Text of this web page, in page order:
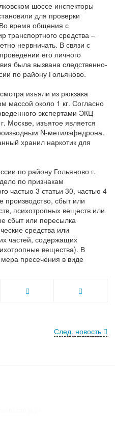
шоссе инспекторы
для проверки
время общения с
транспортного средства –
нервничать. В связи с
его личного
была вызвана следственно-
по району Гольяново.
изъяли из рюкзака
массой около 1 кг. Согласно
экспертами ЭКЦ
изъятое является
N-метилэфедрона.
хранил наркотик для
по району Гольяново г.
по признакам
частью 3 статьи 30, частью 4
производство, сбыт или
психотропных веществ или
сбыт или пересылка
средства или
частей, содержащих
вещества). В
пресечения в виде
След. новость